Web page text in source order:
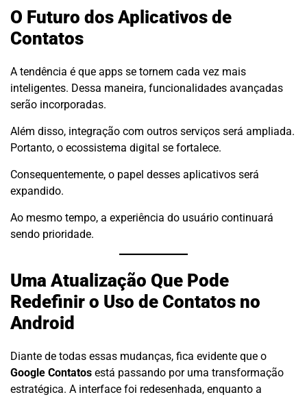
O Futuro dos Aplicativos de
Contatos
A tendência é que apps se tornem cada vez mais
inteligentes. Dessa maneira, funcionalidades avançadas
serão incorporadas.
Além disso, integração com outros serviços será ampliada.
Portanto, o ecossistema digital se fortalece.
Consequentemente, o papel desses aplicativos será
expandido.
Ao mesmo tempo, a experiência do usuário continuará
sendo prioridade.
Uma Atualização Que Pode
Redefinir o Uso de Contatos no
Android
Diante de todas essas mudanças, fica evidente que o
Google Contatos está passando por uma transformação
estratégica. A interface foi redesenhada, enquanto a